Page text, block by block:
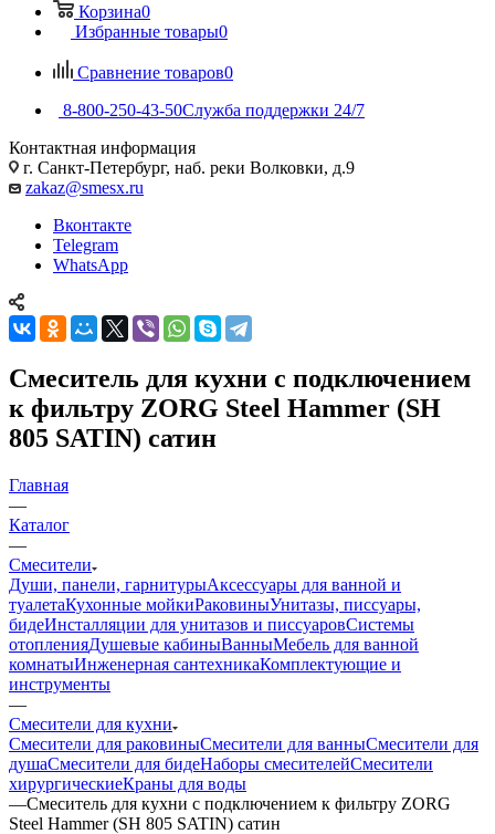
Корзина0
Избранные товары0
Сравнение товаров0
8-800-250-43-50Служба поддержки 24/7
Контактная информация
г. Санкт-Петербург, наб. реки Волковки, д.9
zakaz@smesx.ru
Вконтакте
Telegram
WhatsApp
Смеситель для кухни с подключением
к фильтру ZORG Steel Hammer (SH
805 SATIN) сатин
Главная
—
Каталог
—
Смесители
Души, панели, гарнитурыАксессуары для ванной и
туалетаКухонные мойкиРаковиныУнитазы, писсуары,
бидеИнсталляции для унитазов и писсуаровСистемы
отопленияДушевые кабиныВанныМебель для ванной
комнатыИнженерная сантехникаКомплектующие и
инструменты
—
Смесители для кухни
Смесители для раковиныСмесители для ванныСмесители для
душаСмесители для бидеНаборы смесителейСмесители
хирургическиеКраны для воды
—Смеситель для кухни с подключением к фильтру ZORG
Steel Hammer (SH 805 SATIN) сатин